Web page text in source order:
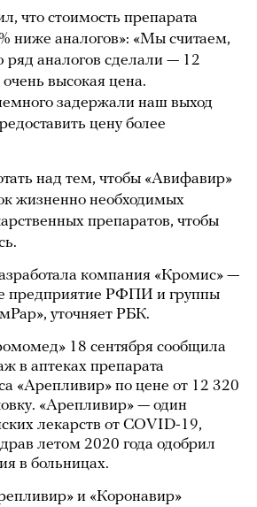
что стоимость препарата
ниже аналогов»: «Мы считаем,
ряд аналогов сделали — 12
высокая цена.
задержали наш выход
цену более
над тем, чтобы «Авифавир»
жизненно необходимых
препаратов, чтобы
компания «Кромис» —
предприятие РФПИ и группы
уточняет РБК.
18 сентября сообщила
в аптеках препарата
«Арепливир» по цене от 12 320
«Арепливир» — один
лекарств от COVID-19,
летом 2020 года одобрил
в больницах.
и «Коронавир»